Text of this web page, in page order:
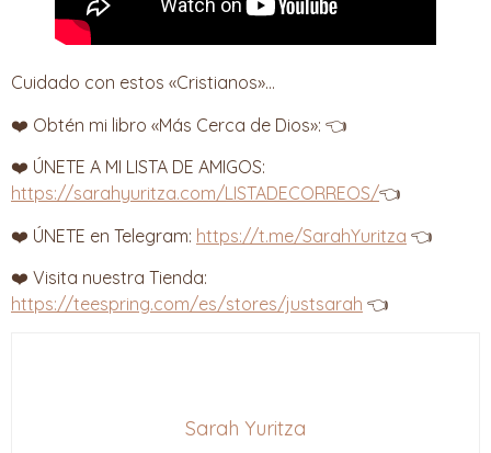
Cuidado con estos «Cristianos»…
❤️ Obtén mi libro «Más Cerca de Dios»: 👈
❤️ ÚNETE A MI LISTA DE AMIGOS:
https://sarahyuritza.com/LISTADECORREOS/👈
❤️ ÚNETE en Telegram: https://t.me/SarahYuritza 👈
❤️ Visita nuestra Tienda:
https://teespring.com/es/stores/justsarah 👈
Sarah Yuritza